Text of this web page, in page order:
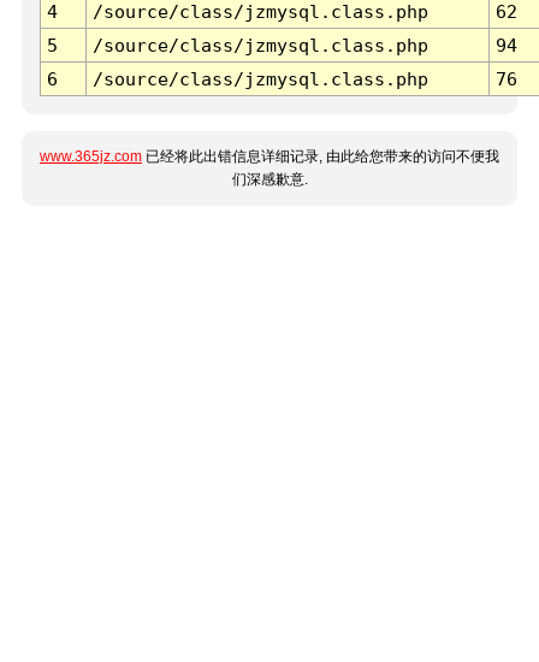
4
/source/class/jzmysql.class.php
62
5
/source/class/jzmysql.class.php
94
6
/source/class/jzmysql.class.php 76
www.365jz.com 已经将此出错信息详细记录, 由此给您带来的访问不便我
们深感歉意.